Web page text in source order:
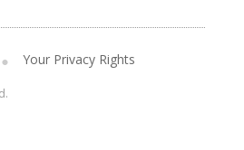
Your Privacy Rights